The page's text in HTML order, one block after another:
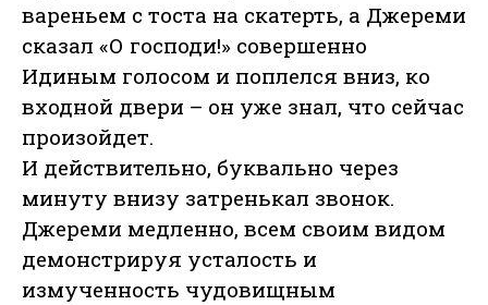
вареньем с тоста на скатерть, а Джереми
сказал «О господи!» совершенно
Идиным голосом и поплелся вниз, ко
входной двери – он уже знал, что сейчас
произойдет.
И действительно, буквально через
минуту внизу затренькал звонок.
Джереми медленно, всем своим видом
демонстрируя усталость и
измученность чудовищным